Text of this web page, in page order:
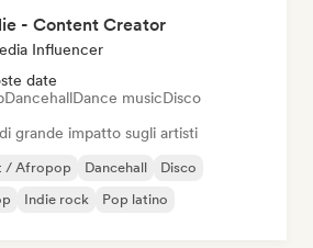
- Content Creator
Influencer
date
DancehallDance musicDisco
grande impatto sugli artisti
/ Afropop Dancehall
Disco
Indie rock Pop latino